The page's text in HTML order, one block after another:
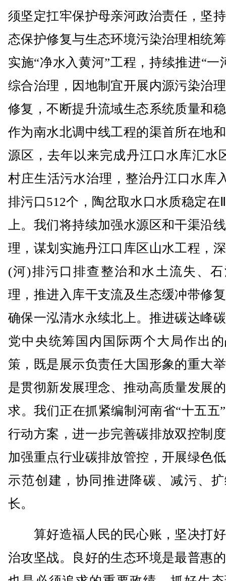
须坚定扛牢保护母亲河政治责任，坚
态保护修复与生态环境污染治理相统
实施“净水入黄河”工程，持续推进“一
综合治理，因地制宜开展内源污染治
修复，不断提升流域生态系统质量和
作为南水北调中线工程的渠首所在地
源区，去年以来完成丹江口水库汇水
村庄生活污水治理，整治丹江口水库
排污口512个，陶岔取水口水质稳定在
上。我们将持续加强水源区和干渠沿
理，谋划实施丹江口库区山水工程，
(河)排污口排查整治和水土流失、
理，推进入库干支流及生态缓冲带修
确保一泓清水永续北上。推进碳达峰
党中央统筹国内国际两个大局作出
策，既是展示负责任大国形象的重大
是贯彻新发展理念、推动高质量发展
求。我们正在抓紧编制河南省“十五五
行动方案，进一步完善碳排放双控制
加强重点行业碳排放管控，开展绿色
示范创建，协同推进降碳、减污、
长。
算好造福人民的民心账，坚决打
治攻坚战。良好的生态环境是最普惠